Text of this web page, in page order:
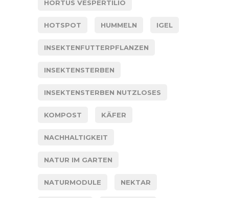
HORTUS VESPERTILIO
HOTSPOT HUMMELN IGEL
INSEKTENFUTTERPFLANZEN
INSEKTENSTERBEN
INSEKTENSTERBEN NUTZLOSES
KOMPOST KÄFER
NACHHALTIGKEIT
NATUR IM GARTEN
NATURMODULE NEKTAR